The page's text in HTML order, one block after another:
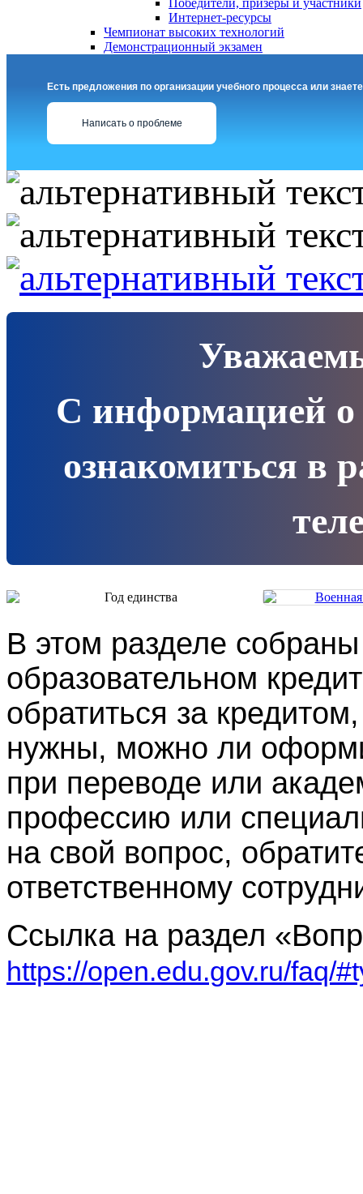
Победители, призеры и участники
Интернет-ресурсы
Чемпионат высоких технологий
Демонстрационный экзамен
Есть предложения по организации учебного процесса или
Написать о проблеме
С информацией о
ознакомиться в
В этом разделе
образовательном
обратиться за
нужны, можно ли
при переводе или
профессию или
на свой вопрос,
ответственному
Ссылка на раздел
https://open.edu.gov.ru/faq/